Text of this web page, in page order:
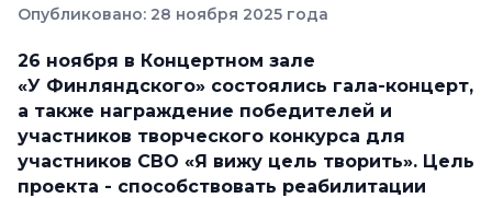
Опубликовано: 28 ноября 2025 года
26 ноября в Концертном зале
«У Финляндского» состоялись гала-концерт,
а также награждение победителей и
участников творческого конкурса для
участников СВО «Я вижу цель творить». Цель
проекта - способствовать реабилитации